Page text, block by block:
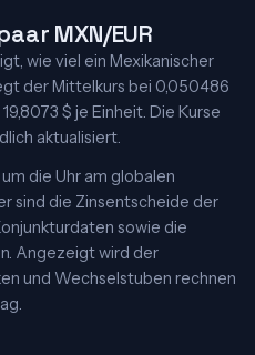
MXN/EUR
wie viel ein Mexikanischer
der Mittelkurs bei 0,050486
$ je Einheit. Die Kurse
aktualisiert.
die Uhr am globalen
sind die Zinsentscheide der
sowie die
Angezeigt wird der
und Wechselstuben rechnen